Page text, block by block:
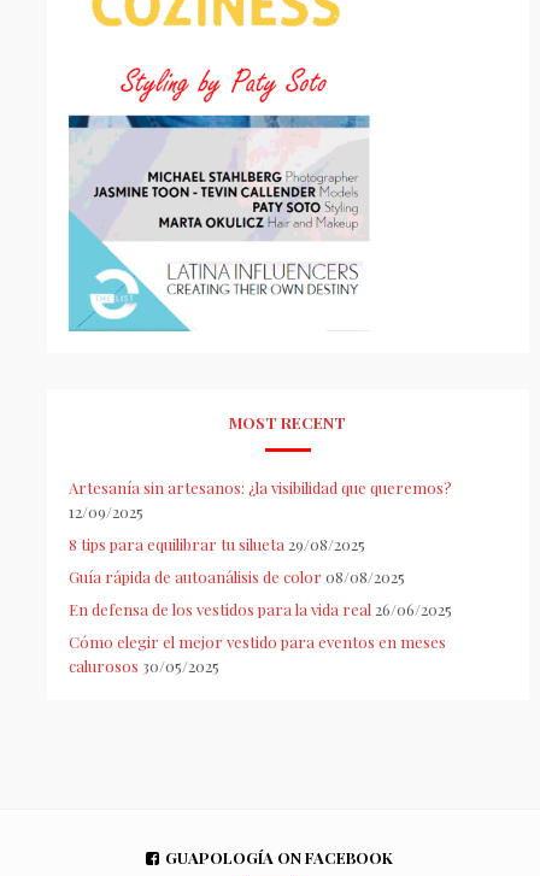
MOST RECENT
Artesanía sin artesanos: ¿la visibilidad que queremos?
12/09/2025
8 tips para equilibrar tu silueta 29/08/2025
Guía rápida de autoanálisis de color 08/08/2025
En defensa de los vestidos para la vida real 26/06/2025
Cómo elegir el mejor vestido para eventos en meses
calurosos 30/05/2025
GUAPOLOGÍA ON FACEBOOK